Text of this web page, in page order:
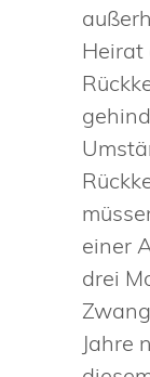
Heirat
einer
drei
Jahre